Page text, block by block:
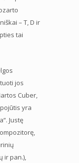
– T, D ir
tai
jos
Cuber,
yra
Justę
ir pan.),